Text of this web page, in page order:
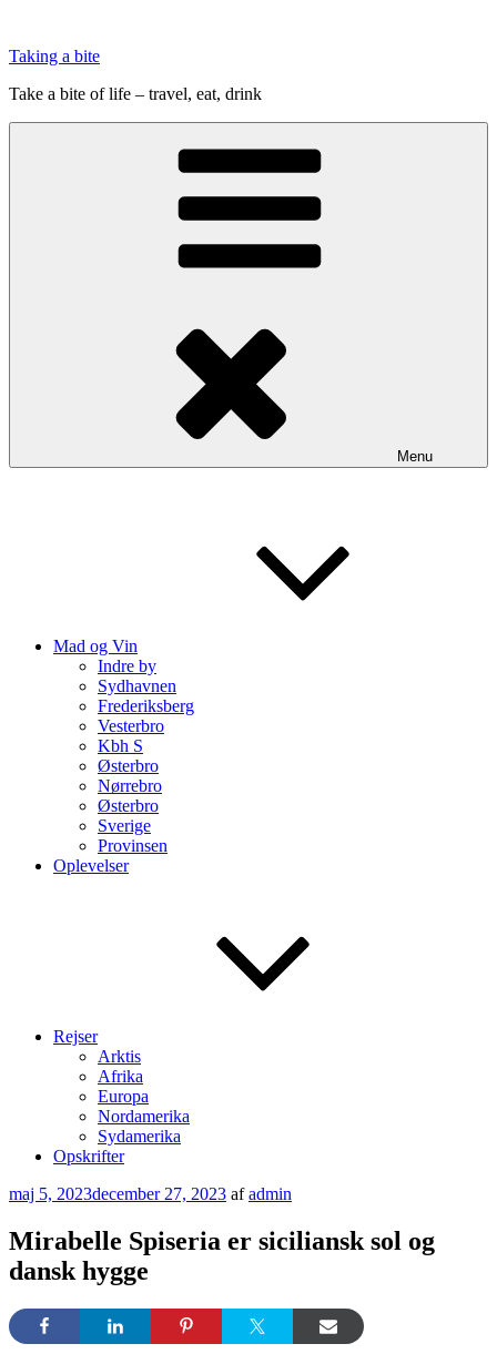
indhold
Taking a bite
Take a bite of life – travel, eat, drink
Menu
Mad og Vin
Indre by
Sydhavnen
Frederiksberg
Vesterbro
Kbh S
Østerbro
Nørrebro
Østerbro
Sverige
Provinsen
Oplevelser
Rejser
Arktis
Afrika
Europa
Nordamerika
Sydamerika
Opskrifter
Udgivet
maj 5, 2023december 27, 2023 afadmin
Mirabelle Spiseria er siciliansk sol og
dansk hygge